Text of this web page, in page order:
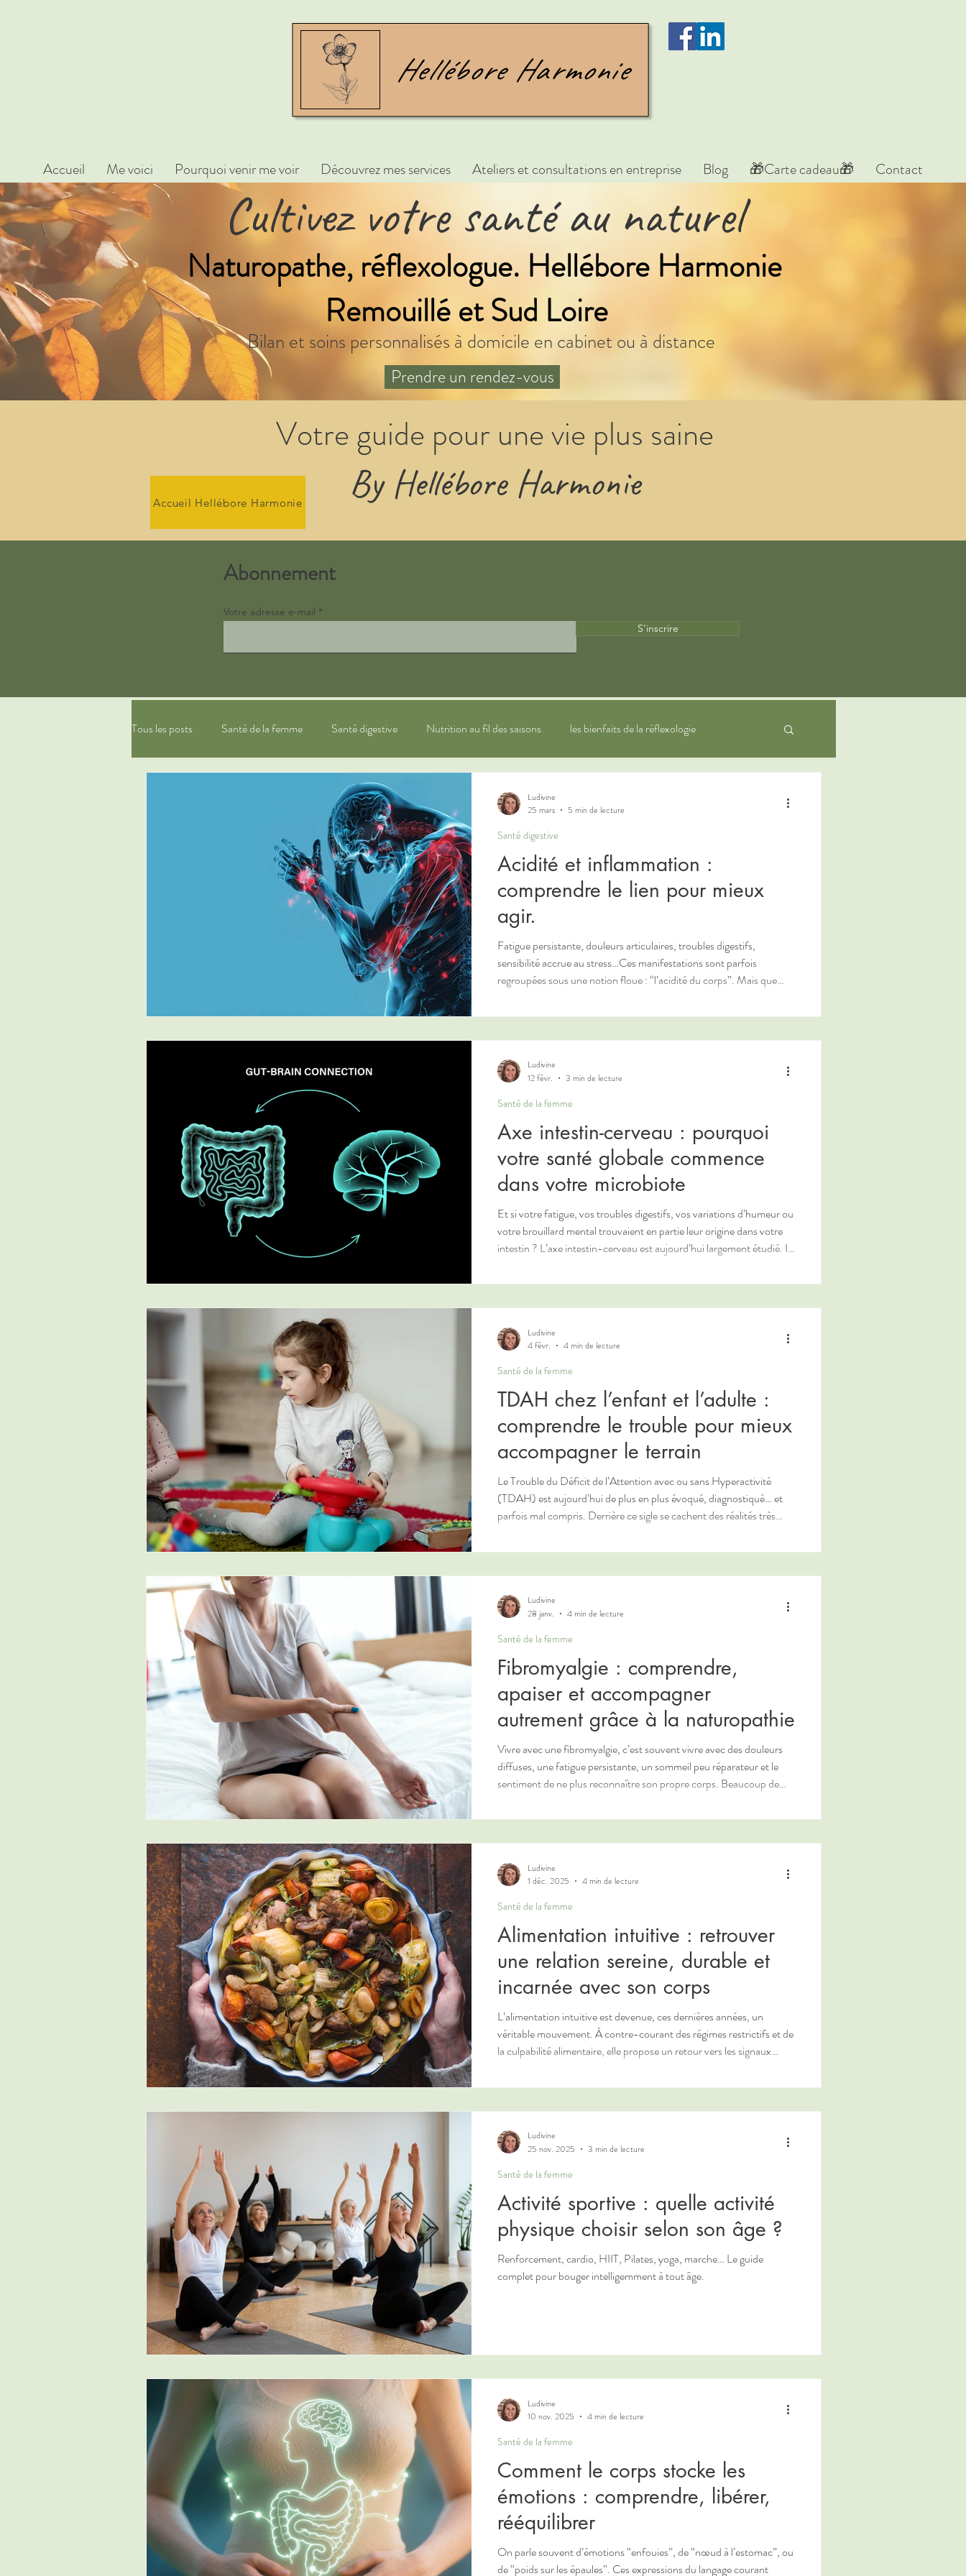
Accueil Me voici Pourquoi venir me voir Découvrez mes services Ateliers et consultations en entreprise Blog 🎁Carte cadeau🎁 Contact
Cultivez votre santé au naturel
Naturopathe, réflexologue. Hellébore Harmonie
Remouillé et Sud Loire
Bilan et soins personnalisés à domicile en cabinet ou à distance
Prendre un rendez-vous
Accueil Hellébore Harmonie
Votre guide pour une vie plus saine
By Hellébore Harmonie
Abonnement
Votre adresse e-mail
S'inscrire
Tous les posts Santé de la femme Santé digestive Nutrition au fil des saisons les bienfaits de la réflexologie
phytothérapie
Acidité et inflammation :
comprendre le lien pour mieux
agir.
Fatigue persistante, douleurs articulaires, troubles digestifs,
sensibilité accrue au stress…Ces manifestations sont parfois
regroupées sous une notion floue : “l’acidité du corps”. Mais que
avec l’inflammation chronique ? En naturopathie, ces deux notions
réellement perti
Santé digestive
Ludivine
25 mars
5 min de lecture
Axe intestin-cerveau : pourquoi
votre santé globale commence
dans votre microbiote
Et si votre fatigue, vos troubles digestifs, vos variations d’humeur ou
votre brouillard mental trouvaient en partie leur origine dans votre
intestin ? L’axe intestin-cerveau est aujourd’hui largement étudié. Il
système digestif et le système nerveux central. Cette relation étroite
Santé de la femme
Ludivine
12 févr.
3 min de lecture
TDAH chez l’enfant et l’adulte :
comprendre le trouble pour mieux
accompagner le terrain
Le Trouble du Déficit de l’Attention avec ou sans Hyperactivité
(TDAH) est aujourd’hui de plus en plus évoqué, diagnostiqué… et
parfois mal compris. Derrière ce sigle se cachent des réalités très
terrain individuel. La naturopathie ne prétend ni diagnostiquer ni
mécanismes en
Santé de la femme
Ludivine
4 févr.
4 min de lecture
Fibromyalgie : comprendre,
apaiser et accompagner
autrement grâce à la naturopathie
Vivre avec une fibromyalgie, c’est souvent vivre avec des douleurs
diffuses, une fatigue persistante, un sommeil peu réparateur et le
sentiment de ne plus reconnaître son propre corps. Beaucoup de
avec un diagnostic posé… mais peu de solutions concrètes pour
fibromyalgie, mai
Santé de la femme
Ludivine
28 janv.
4 min de lecture
Alimentation intuitive : retrouver
une relation sereine, durable et
incarnée avec son corps
L’alimentation intuitive est devenue, ces dernières années, un
véritable mouvement. À contre-courant des régimes restrictifs et de
la culpabilité alimentaire, elle propose un retour vers les signaux
réconciliation avec le plaisir de manger. Une approche fondée sur la
Santé de la femme
Ludivine
1 déc. 2025
4 min de lecture
Activité sportive : quelle activité
physique choisir selon son âge ?
Renforcement, cardio, HIIT, Pilates, yoga, marche… Le guide
complet pour bouger intelligemment à tout âge.
Santé de la femme
Ludivine
25 nov. 2025
3 min de lecture
Comment le corps stocke les
émotions : comprendre, libérer,
rééquilibrer
On parle souvent d’émotions “enfouies”, de “nœud à l’estomac”, ou
de “poids sur les épaules”. Ces expressions du langage courant
Santé de la femme
Ludivine
10 nov. 2025
4 min de lecture